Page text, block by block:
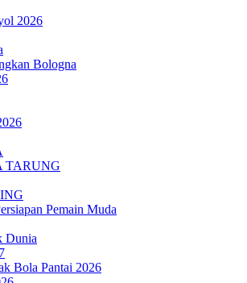
2026
Bologna
TARUNG
Pemain Muda
Dunia
Bola Pantai 2026